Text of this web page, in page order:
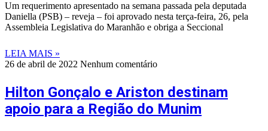
Um requerimento apresentado na semana passada pela deputada
Daniella (PSB) – reveja – foi aprovado nesta terça-feira, 26, pela
Assembleia Legislativa do Maranhão e obriga a Seccional
LEIA MAIS »
26 de abril de 2022 Nenhum comentário
Hilton Gonçalo e Ariston destinam
apoio para a Região do Munim